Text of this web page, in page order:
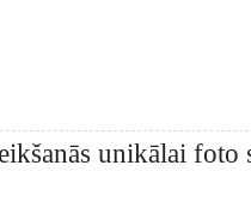
unikālai